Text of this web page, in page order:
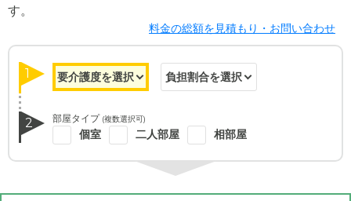
す。
料金の総額を見積もり・お問い合わせ
1
2 部屋タイプ (複数選択可)
個室 二人部屋 相部屋